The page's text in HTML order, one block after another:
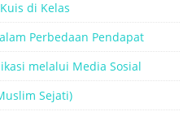
di Kelas
Perbedaan Pendapat
melalui Media Sosial
Sejati)